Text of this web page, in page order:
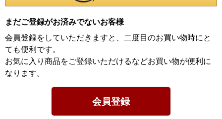
まだご登録がお済みでないお客様
会員登録をしていただきますと、二度目のお買い物時にと
ても便利です。
お気に入り商品をご登録いただけるなどお買い物が便利に
なります。
会員登録